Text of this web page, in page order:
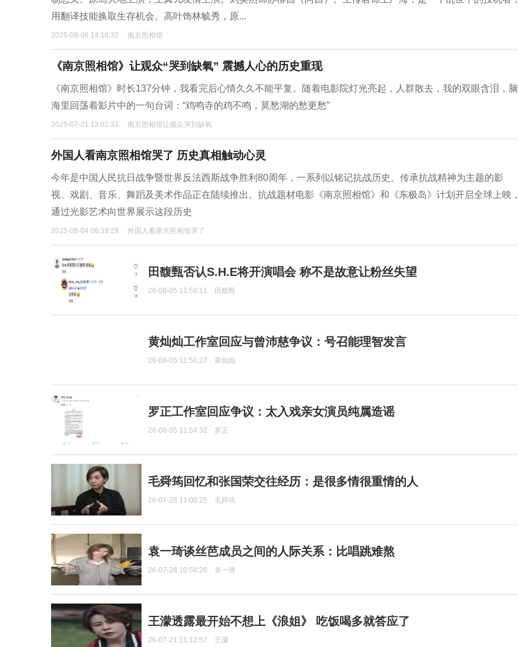
用翻译技能换取生存机会。高叶饰林毓秀，原...
2025-08-08 14:18:32 南京照相馆
《南京照相馆》让观众“哭到缺氧” 震撼人心的历史重现
《南京照相馆》时长137分钟，我看完后心情久久不能平复。随着电影院灯光亮起，人群散去，我的双眼含泪，脑
海里回荡着影片中的一句台词：“鸡鸣寺的鸡不鸣，莫愁湖的愁更愁”
2025-07-21 13:02:33 南京照相馆让观众哭到缺氧
外国人看南京照相馆哭了 历史真相触动心灵
今年是中国人民抗日战争暨世界反法西斯战争胜利80周年，一系列以铭记抗战历史、传承抗战精神为主题的影
视、戏剧、音乐、舞蹈及美术作品正在陆续推出。抗战题材电影《南京照相馆》和《东极岛》计划开启全球上映，
通过光影艺术向世界展示这段历史
2025-08-04 08:39:29 外国人看南京照相馆哭了
田馥甄否认S.H.E将开演唱会 称不是故意让粉丝失望
26-08-05 11:58:11 田馥甄
黄灿灿工作室回应与曾沛慈争议：号召能理智发言
26-08-05 11:56:27 黄灿灿
罗正工作室回应争议：太入戏亲女演员纯属造谣
26-08-05 11:54:32 罗正
毛舜筠回忆和张国荣交往经历：是很多情很重情的人
26-07-28 11:00:25 毛舜筠
袁一琦谈丝芭成员之间的人际关系：比唱跳难熬
26-07-28 10:58:28 袁一琦
王濛透露最开始不想上《浪姐》 吃饭喝多就答应了
26-07-21 11:12:57 王濛